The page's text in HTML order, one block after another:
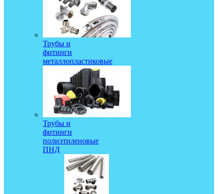
Трубы и
фитинги
металлопластиковые
Трубы и
фитинги
полиэтиленовые
ПНД